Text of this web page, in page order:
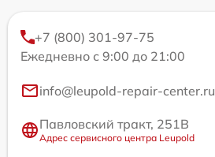
+7 (800) 301-97-75
Ежедневно с 9:00 до 21:00
info@leupold-repair-center.ru
Павловский тракт, 251В
Адрес сервисного центра Leupold